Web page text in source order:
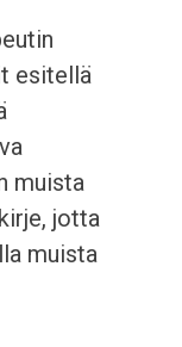
esitellä
muista
jotta
muista